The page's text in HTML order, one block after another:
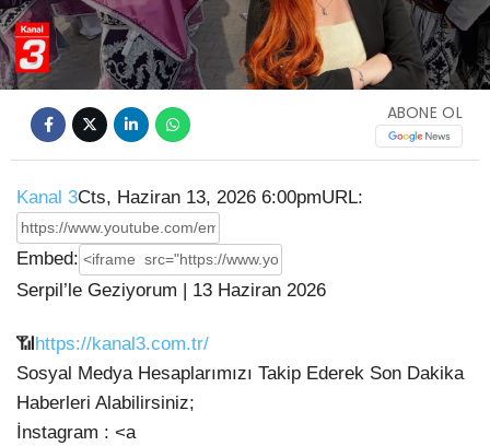
Video
ABONE OL
Kanal 3Cts, Haziran 13, 2026 6:00pmURL:
Embed:
Serpil’le Geziyorum | 13 Haziran 2026
📶https://kanal3.com.tr/
Sosyal Medya Hesaplarımızı Takip Ederek Son Dakika
Haberleri Alabilirsiniz;
İnstagram : <a